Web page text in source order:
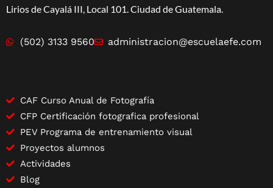
Lirios de Cayalá III, Local 101. Ciudad de Guatemala.
(502) 3133 9560 administracion@escuelaefe.com
CAF Curso Anual de Fotografía
CFP Certificación fotografica profesional
PEV Programa de entrenamiento visual
Proyectos alumnos
Actividades
Blog